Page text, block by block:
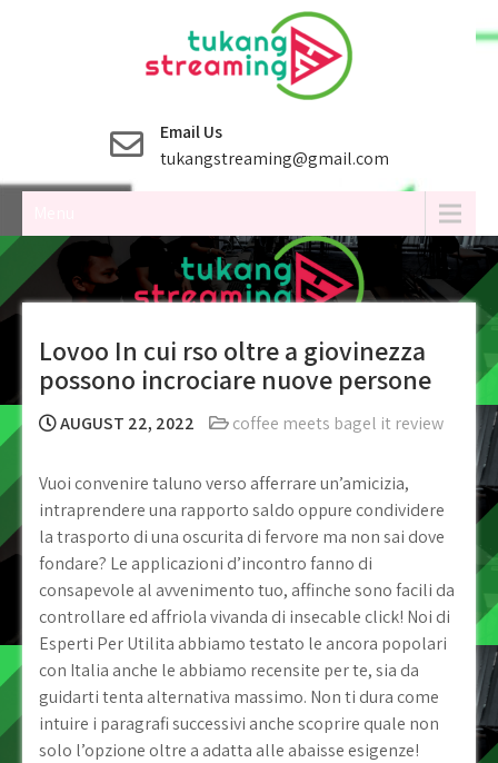
Email Us
tukangstreaming@gmail.com
Lovoo In cui rso oltre a giovinezza
possono incrociare nuove persone
AUGUST 22, 2022 coffee meets bagel it review
Vuoi convenire taluno verso afferrare un’amicizia,
intraprendere una rapporto saldo oppure condividere
la trasporto di una oscurita di fervore ma non sai dove
fondare? Le applicazioni d’incontro fanno di
consapevole al avvenimento tuo, affinche sono facili da
controllare ed affriola vivanda di insecable click! Noi di
Esperti Per Utilita abbiamo testato le ancora popolari
con Italia anche le abbiamo recensite per te, sia da
guidarti tenta alternativa massimo. Non ti dura come
intuire i paragrafi successivi anche scoprire quale non
solo l’opzione oltre a adatta alle abaisse esigenze!